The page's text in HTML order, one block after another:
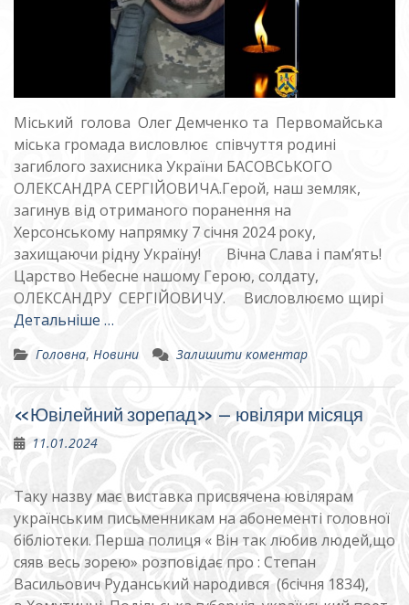
Міський голова Олег Демченко та Первомайська
міська громада висловлює співчуття родині
загиблого захисника України БАСОВСЬКОГО
ОЛЕКСАНДРА СЕРГІЙОВИЧА.Герой, наш земляк,
загинув від отриманого поранення на
Херсонському напрямку 7 січня 2024 року,
захищаючи рідну Україну! Вічна Слава і пам’ять!
Царство Небесне нашому Герою, солдату,
ОЛЕКСАНДРУ СЕРГІЙОВИЧУ. Висловлюємо щирі
Детальніше …
Головна, Новини Залишити коментар
«Ювілейний зорепад» – ювіляри місяця
11.01.2024
Таку назву має виставка присвячена ювілярам
українським письменникам на абонементі головної
бібліотеки. Перша полиця « Він так любив людей,що
сяяв весь зорею» розповідає про : Степан
Васильович Руданський народився (6січня 1834),